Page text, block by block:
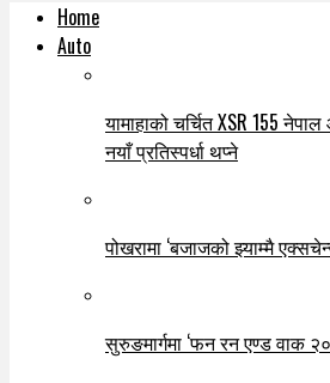
Home
Auto
यामाहाको चर्चित XSR 155
नयाँ प्रतिस्पर्धा थप्ने
पोखरामा ‘बजाजको झ्याम्मै
सुरुङमार्गमा ‘फन रन एण्ड वाक